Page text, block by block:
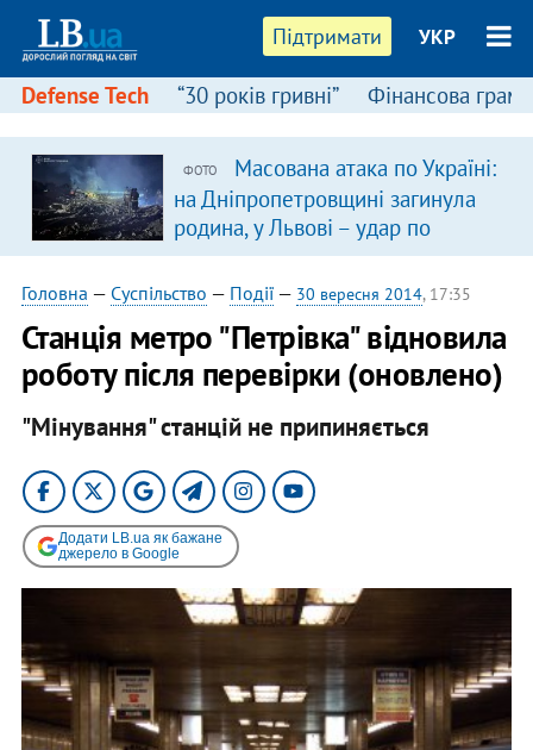
Підтримати УКР
Defense Tech “30 років гривні” Фінансова
ФОТО
Масована атака по Україні:
на Дніпропетровщині загинула
родина, у Львові – удар по
багатоповерхівках
(доповнюється)
Головна — Суспільство — Події— 30 вересня 2014, 17:35
Станція метро "Петрівка" відновила
роботу після перевірки (оновлено)
"Мінування" станцій не припиняється
Додати LB.ua як бажане
джерело в Google